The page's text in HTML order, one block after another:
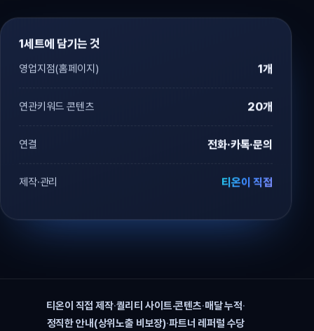
1세트에 담기는 것
영업지점(홈페이지) 1개
연관키워드 콘텐츠 20개
연결 전화·카톡·문의
제작·관리 티온이 직접
티온이 직접 제작·퀄리티 사이트·콘텐츠·매달 누적·
정직한 안내(상위노출 비보장)·파트너 레퍼럴 수당